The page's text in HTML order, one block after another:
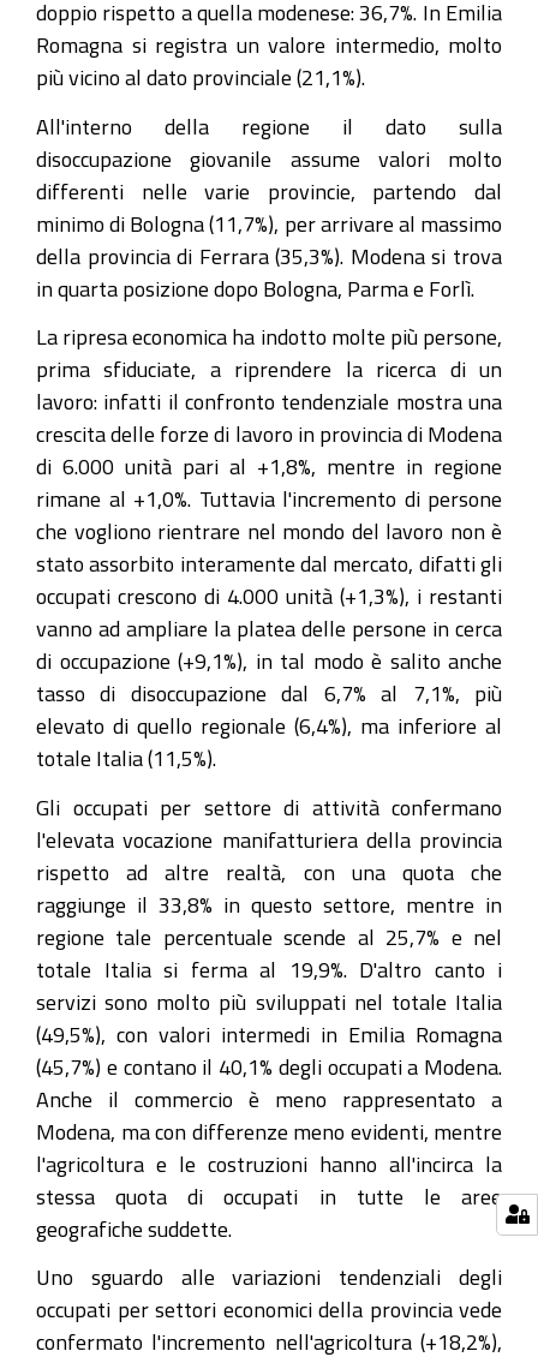
doppio rispetto a quella modenese: 36,7%. In Emilia
Romagna si registra un valore intermedio, molto
più vicino al dato provinciale (21,1%).
All'interno della regione il dato sulla
disoccupazione giovanile assume valori molto
differenti nelle varie provincie, partendo dal
minimo di Bologna (11,7%), per arrivare al massimo
della provincia di Ferrara (35,3%). Modena si trova
in quarta posizione dopo Bologna, Parma e Forlì.
La ripresa economica ha indotto molte più persone,
prima sfiduciate, a riprendere la ricerca di un
lavoro: infatti il confronto tendenziale mostra una
crescita delle forze di lavoro in provincia di Modena
di 6.000 unità pari al +1,8%, mentre in regione
rimane al +1,0%. Tuttavia l'incremento di persone
che vogliono rientrare nel mondo del lavoro non è
stato assorbito interamente dal mercato, difatti gli
occupati crescono di 4.000 unità (+1,3%), i restanti
vanno ad ampliare la platea delle persone in cerca
di occupazione (+9,1%), in tal modo è salito anche
tasso di disoccupazione dal 6,7% al 7,1%, più
elevato di quello regionale (6,4%), ma inferiore al
totale Italia (11,5%).
Gli occupati per settore di attività confermano
l'elevata vocazione manifatturiera della provincia
rispetto ad altre realtà, con una quota che
raggiunge il 33,8% in questo settore, mentre in
regione tale percentuale scende al 25,7% e nel
totale Italia si ferma al 19,9%. D'altro canto i
servizi sono molto più sviluppati nel totale Italia
(49,5%), con valori intermedi in Emilia Romagna
(45,7%) e contano il 40,1% degli occupati a Modena.
Anche il commercio è meno rappresentato a
Modena, ma con differenze meno evidenti, mentre
l'agricoltura e le costruzioni hanno all'incirca la
stessa quota di occupati in tutte le aree
geografiche suddette.
Uno sguardo alle variazioni tendenziali degli
occupati per settori economici della provincia vede
confermato l'incremento nell'agricoltura (+18,2%),